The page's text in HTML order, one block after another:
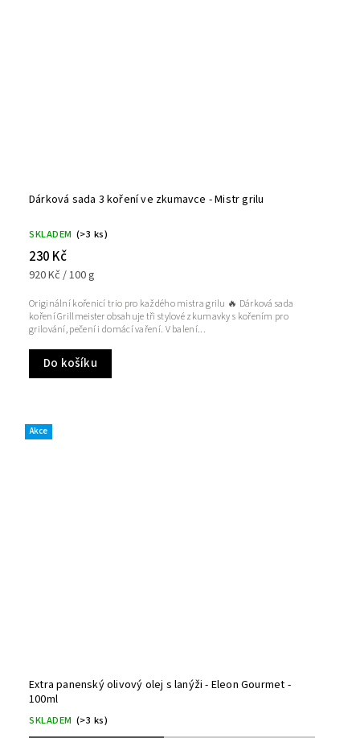
Dárková sada 3 koření ve zkumavce - Mistr grilu
SKLADEM (>3 ks)
230 Kč
920 Kč / 100 g
Do košíku
Originální kořenicí trio pro každého mistra grilu 🔥 Dárková sada
koření Grillmeister obsahuje tři stylové zkumavky s kořením pro
grilování, pečení i domácí vaření. V balení...
Akce
Extra panenský olivový olej s lanýži - Eleon Gourmet -
100ml
SKLADEM (>3 ks)